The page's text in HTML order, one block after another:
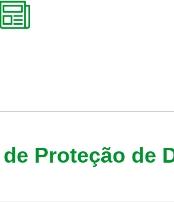
Proteção de